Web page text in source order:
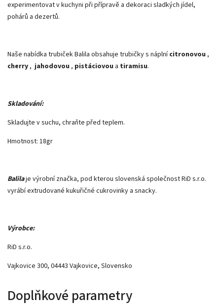
experimentovat v kuchyni při přípravě a dekoraci sladkých jídel,
pohárů a dezertů.
Naše nabídka trubiček Balila obsahuje trubičky s náplnícitronovou ,
cherry , jahodovou , pistáciovou a tiramisu.
Skladování:
Skladujte v suchu, chraňte před teplem.
Hmotnost: 18gr
Balilaje výrobní značka, pod kterou slovenská společnost RiD s.r.o.
vyrábí extrudované kukuřičné cukrovinky a snacky.
Výrobce:
RiD s.r.o.
Vajkovice 300, 04443 Vajkovice, Slovensko
Doplňkové parametry